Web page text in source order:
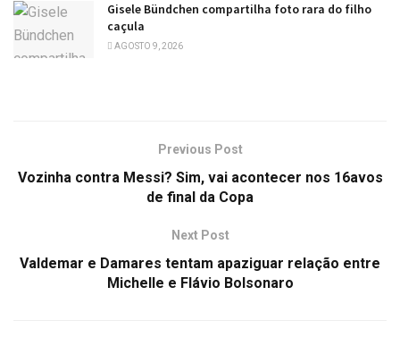
Gisele Bündchen compartilha foto rara do filho
caçula
AGOSTO 9, 2026
Previous Post
Vozinha contra Messi? Sim, vai acontecer nos 16avos
de final da Copa
Next Post
Valdemar e Damares tentam apaziguar relação entre
Michelle e Flávio Bolsonaro